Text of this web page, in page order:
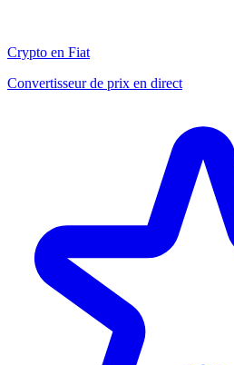
Crypto en Fiat
Convertisseur de prix en direct